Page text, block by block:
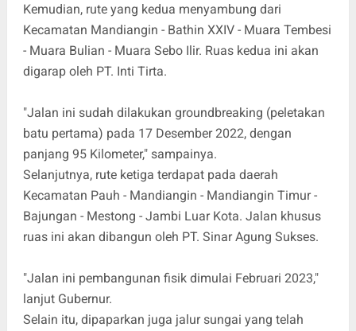
Kemudian, rute yang kedua menyambung dari
Kecamatan Mandiangin - Bathin XXIV - Muara Tembesi
- Muara Bulian - Muara Sebo Ilir. Ruas kedua ini akan
digarap oleh PT. Inti Tirta.
"Jalan ini sudah dilakukan groundbreaking (peletakan
batu pertama) pada 17 Desember 2022, dengan
panjang 95 Kilometer," sampainya.
Selanjutnya, rute ketiga terdapat pada daerah
Kecamatan Pauh - Mandiangin - Mandiangin Timur -
Bajungan - Mestong - Jambi Luar Kota. Jalan khusus
ruas ini akan dibangun oleh PT. Sinar Agung Sukses.
"Jalan ini pembangunan fisik dimulai Februari 2023,"
lanjut Gubernur.
Selain itu, dipaparkan juga jalur sungai yang telah